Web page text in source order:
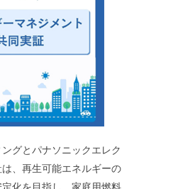
グとパナソニックエレク
は、再生可能エネルギーの